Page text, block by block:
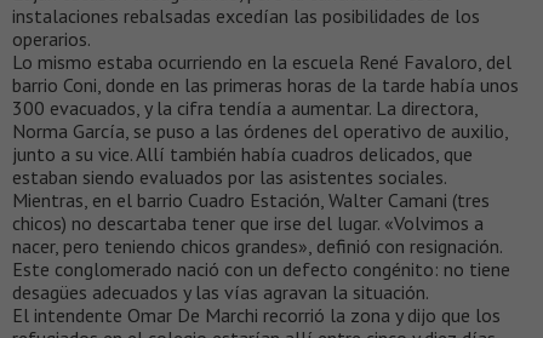
instalaciones rebalsadas excedían las posibilidades de los
operarios.
Lo mismo estaba ocurriendo en la escuela René Favaloro, del
barrio Coni, donde en las primeras horas de la tarde había unos
300 evacuados, y la cifra tendía a aumentar. La directora,
Norma García, se puso a las órdenes del operativo de auxilio,
junto a su vice. Allí también había cuadros delicados, que
estaban siendo evaluados por las asistentes sociales.
Mientras, en el barrio Cuadro Estación, Walter Camani (tres
chicos) no descartaba tener que irse del lugar. «Volvimos a
nacer, pero teniendo chicos grandes», definió con resignación.
Este conglomerado nació con un defecto congénito: no tiene
desagües adecuados y las vías agravan la situación.
El intendente Omar De Marchi recorrió la zona y dijo que los